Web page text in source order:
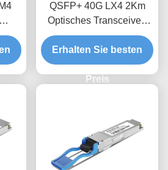
QSFP+ 40G LX4 2Km
Optisches Transceiver-
Modul
Erhalten Sie besten
Preis